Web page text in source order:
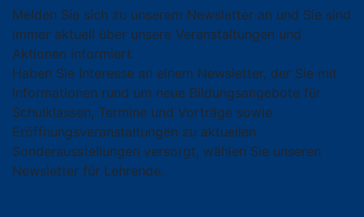
Melden Sie sich zu unserem Newsletter an und Sie sind
immer aktuell über unsere Veranstaltungen und
Aktionen informiert.
Haben Sie Interesse an einem Newsletter, der Sie mit
Informationen rund um neue Bildungsangebote für
Schulklassen, Termine und Vorträge sowie
Eröffnungsveranstaltungen zu aktuellen
Sonderausstellungen versorgt, wählen Sie unseren
Newsletter für Lehrende.